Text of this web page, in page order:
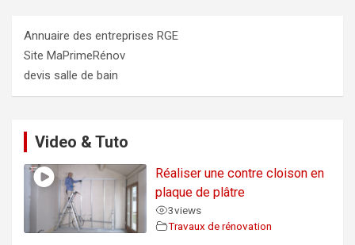
Annuaire des entreprises RGE
Site MaPrimeRénov
devis salle de bain
Video & Tuto
Réaliser une contre cloison en
plaque de plâtre
3views
Travaux de rénovation